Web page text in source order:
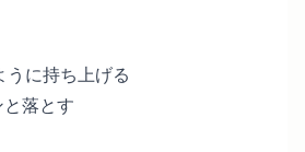
うに持ち上げる
落とす